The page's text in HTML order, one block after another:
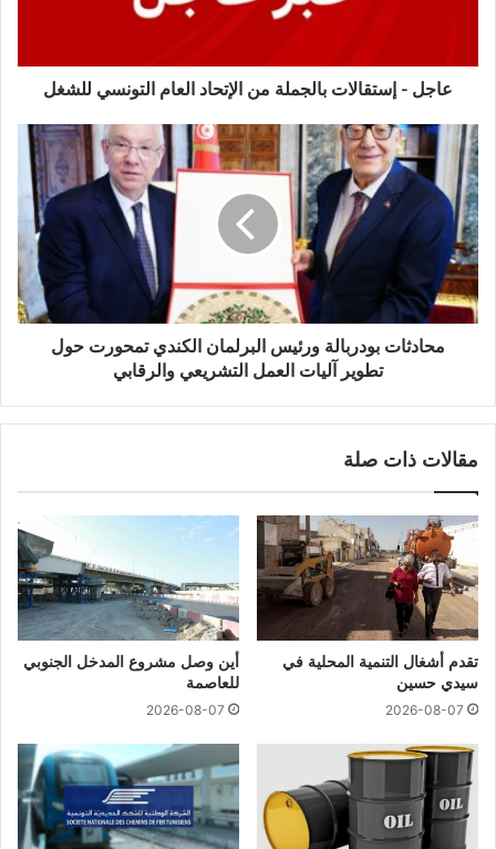
عاجل - إستقالات بالجملة من الإتحاد العام التونسي للشغل
محادثات بودربالة ورئيس البرلمان الكندي تمحورت حول
تطوير آليات العمل التشريعي والرقابي
مقالات ذات صلة
تقدم أشغال التنمية المحلية في
سيدي حسين
2026-08-07
أين وصل مشروع المدخل الجنوبي
للعاصمة
2026-08-07